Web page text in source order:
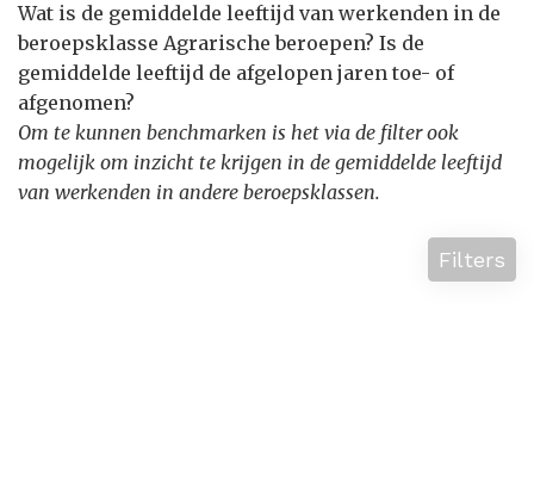
Wat is de gemiddelde leeftijd van werkenden in de
beroepsklasse Agrarische beroepen? Is de
gemiddelde leeftijd de afgelopen jaren toe- of
afgenomen?
Om te kunnen benchmarken is het via de filter ook
mogelijk om inzicht te krijgen in de gemiddelde leeftijd
van werkenden in andere beroepsklassen.
Filters